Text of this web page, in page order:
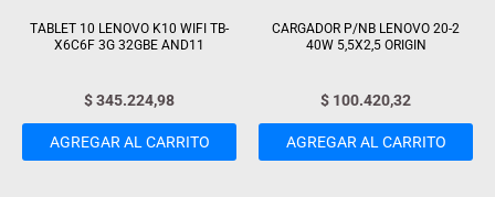
TABLET 10 LENOVO K10 WIFI TB-
X6C6F 3G 32GBE AND11
$345.224,98
AGREGAR AL CARRITO
CARGADOR P/NB LENOVO 20-2
40W 5,5X2,5 ORIGIN
$ 100.420,32
AGREGAR AL CARRITO